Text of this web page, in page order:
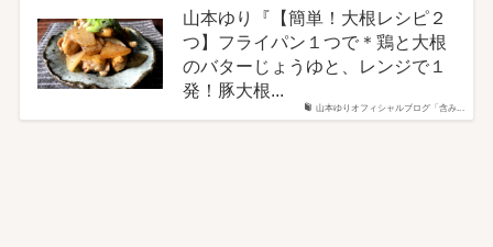
山本ゆりオフィシャルブログ「含み...
山本ゆり『【簡単！大根レシピ２
つ】フライパン１つで＊鶏と大根
のバターじょうゆと、レンジで１
発！豚大根...